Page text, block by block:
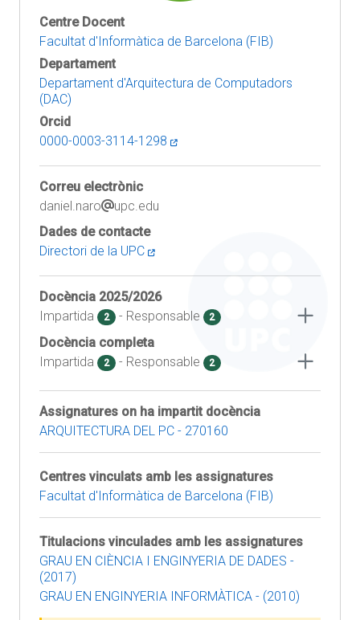
Centre Docent
Facultat d'Informàtica de Barcelona (FIB)
Departament
Departament d'Arquitectura de Computadors
(DAC)
Orcid
0000-0003-3114-1298
Correu electrònic
daniel.naro
upc.edu
Dades de contacte
Directori de la UPC
Docència 2025/2026
Impartida
2 - Responsable 2
Docència completa
Impartida
2 - Responsable 2
Assignatures on ha impartit docència
ARQUITECTURA DEL PC - 270160
Centres vinculats amb les assignatures
Facultat d'Informàtica de Barcelona (FIB)
Titulacions vinculades amb les assignatures
GRAU EN CIÈNCIA I ENGINYERIA DE DADES -
(2017)
GRAU EN ENGINYERIA INFORMÀTICA - (2010)